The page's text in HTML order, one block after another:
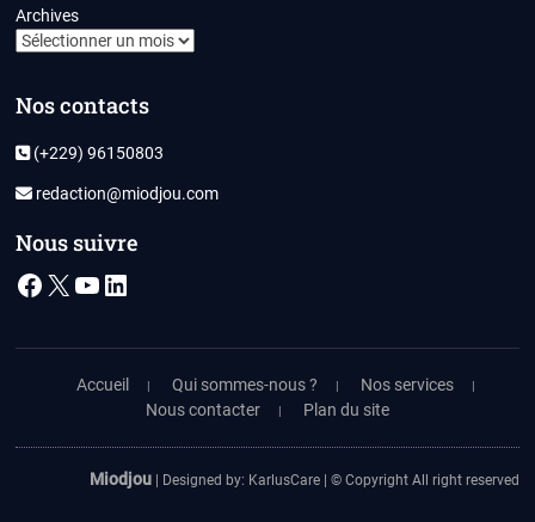
Archives
Nos contacts
(+229) 96150803
redaction@miodjou.com
Nous suivre
Facebook
X YouTube
LinkedIn
Accueil Qui sommes-nous ?
Nos services
Nous contacter
Plan du site
Miodjou| Designed by: KarlusCare| © Copyright All right reserved